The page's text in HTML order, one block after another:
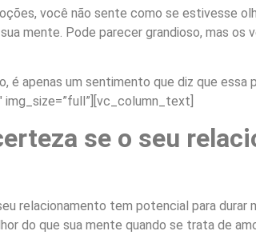
você não sente como se estivesse
mente. Pode parecer grandioso, mas os
é apenas um sentimento que diz que
img_size=”full”][vc_column_text]
se o seu
relacionamento tem potencial para
do que sua mente quando se trata de